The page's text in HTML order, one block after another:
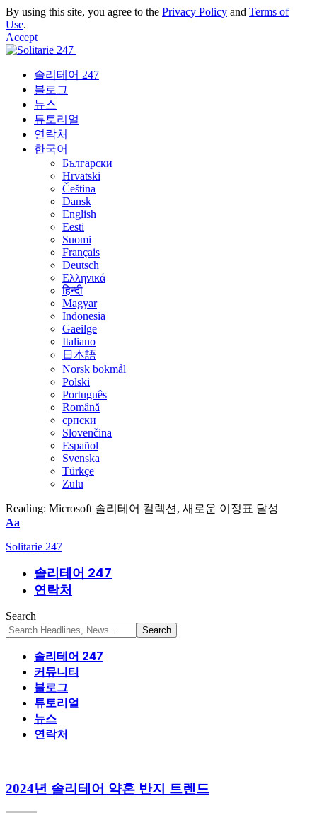
By using this site, you agree to the Privacy Policy and Terms of
Use.
Accept
솔리테어 247
블로그
뉴스
튜토리얼
연락처
한국어
Български
Hrvatski
Čeština
Dansk
English
Eesti
Suomi
Français
Deutsch
Ελληνικά
हिन्दी
Magyar
Indonesia
Gaeilge
Italiano
日本語
Norsk bokmål
Polski
Português
Română
српски
Slovenčina
Español
Svenska
Türkçe
Zulu
Reading: Microsoft 솔리테어 컬렉션, 새로운 이정표 달성
Font
Aa
Solitarie 247
솔리테어 247
연락처
Search
솔리테어 247
커뮤니티
블로그
튜토리얼
뉴스
연락처
2024년 솔리테어 약혼 반지 트렌드